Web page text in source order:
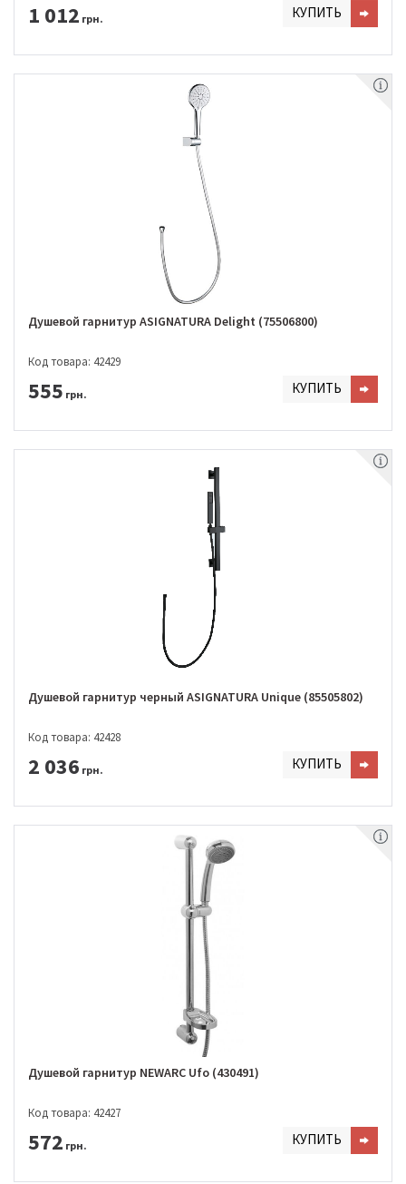
1 012 грн. КУПИТЬ
Душевой гарнитур ASIGNATURA Delight (75506800)
Код товара: 42429
555 грн. КУПИТЬ
Душевой гарнитур черный ASIGNATURA Unique (85505802)
Код товара: 42428
2 036 грн. КУПИТЬ
Душевой гарнитур NEWARC Ufo (430491)
Код товара: 42427
572 грн. КУПИТЬ